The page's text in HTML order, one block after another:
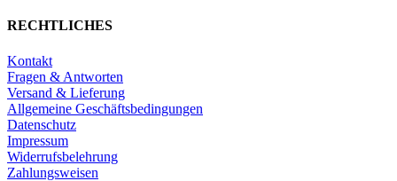
RECHTLICHES
Kontakt
Fragen & Antworten
Versand & Lieferung
Allgemeine Geschäftsbedingungen
Datenschutz
Impressum
Widerrufsbelehrung
Zahlungsweisen